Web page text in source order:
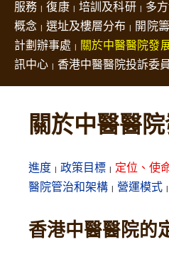
服務
復康 培訓及科研 多
概念
選址及樓層分布 開院
計劃辦事處
關於中醫醫院發
訊中心
香港中醫醫院投訴委
關於中醫醫
進度 政策目標
定位、使
醫院管治和架構
營運模式
香港中醫醫院的